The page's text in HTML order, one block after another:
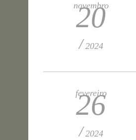
novembro
20
/ 2024
fevereiro
26
/ 2024